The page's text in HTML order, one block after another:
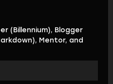
(Billennium), Blogger
Mentor, and